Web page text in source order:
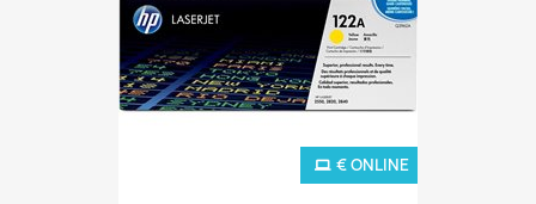
€ ONLINE